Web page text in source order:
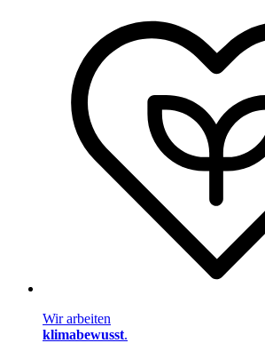
Wir arbeiten
klimabewusst.